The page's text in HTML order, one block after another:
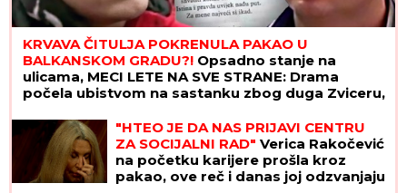
KRVAVA ČITULJA POKRENULA PAKAO U
BALKANSKOM GRADU?! Opsadno stanje na
ulicama, MECI LETE NA SVE STRANE: Drama
počela ubistvom na sastanku zbog duga Zviceru,
"HTEO JE DA NAS PRIJAVI CENTRU
ZA SOCIJALNI RAD" Verica Rakočević
na početku karijere prošla kroz
pakao, ove reč i danas joj odzvanjaju